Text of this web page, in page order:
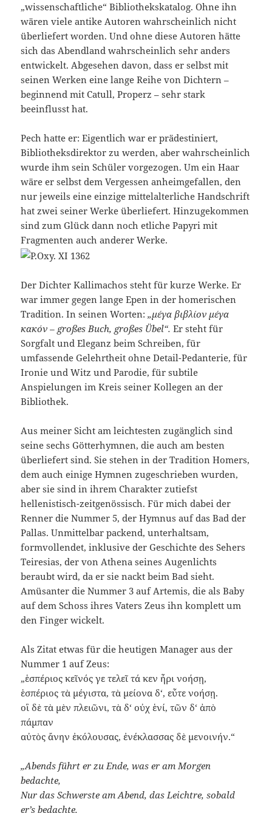
„wissenschaftliche“ Bibliothekskatalog. Ohne ihn
wären viele antike Autoren wahrscheinlich nicht
überliefert worden. Und ohne diese Autoren hätte
sich das Abendland wahrscheinlich sehr anders
entwickelt. Abgesehen davon, dass er selbst mit
seinen Werken eine lange Reihe von Dichtern –
beginnend mit Catull, Properz – sehr stark
beeinflusst hat.
Pech hatte er: Eigentlich war er prädestiniert,
Bibliotheksdirektor zu werden, aber wahrscheinlich
wurde ihm sein Schüler vorgezogen. Um ein Haar
wäre er selbst dem Vergessen anheimgefallen, den
nur jeweils eine einzige mittelalterliche Handschrift
hat zwei seiner Werke überliefert. Hinzugekommen
sind zum Glück dann noch etliche Papyri mit
Fragmenten auch anderer Werke.
Der Dichter Kallimachos steht für kurze Werke. Er
war immer gegen lange Epen in der homerischen
Tradition. In seinen Worten:„μέγα βιβλίον μέγα
κακόν – großes Buch, großes Übel“. Er steht für
Sorgfalt und Eleganz beim Schreiben, für
umfassende Gelehrtheit ohne Detail-Pedanterie, für
Ironie und Witz und Parodie, für subtile
Anspielungen im Kreis seiner Kollegen an der
Bibliothek.
Aus meiner Sicht am leichtesten zugänglich sind
seine sechs Götterhymnen, die auch am besten
überliefert sind. Sie stehen in der Tradition Homers,
dem auch einige Hymnen zugeschrieben wurden,
aber sie sind in ihrem Charakter zutiefst
hellenistisch-zeitgenössisch. Für mich dabei der
Renner die Nummer 5, der Hymnus auf das Bad der
Pallas. Unmittelbar packend, unterhaltsam,
formvollendet, inklusive der Geschichte des Sehers
Teiresias, der von Athena seines Augenlichts
beraubt wird, da er sie nackt beim Bad sieht.
Amüsanter die Nummer 3 auf Artemis, die als Baby
auf dem Schoss ihres Vaters Zeus ihn komplett um
den Finger wickelt.
Als Zitat etwas für die heutigen Manager aus der
Nummer 1 auf Zeus:
„ἑσπέριος κεῖνός γε τελεῖ τά κεν ἦρι νοήσῃ,
ἑσπέριος τὰ μέγιστα, τὰ μείονα δ‘, εὖτε νοήσῃ.
οἳ δὲ τὰ μὲν πλειῶνι, τὰ δ‘ οὐχ ἑνί, τῶν δ‘ ἀπὸ
πάμπαν
αὐτὸς ἄνην ἐκόλουσας, ἐνέκλασσας δὲ μενοινήν.“
„Abends führt er zu Ende, was er am Morgen
bedachte,
Nur das Schwerste am Abend, das Leichtre, sobald
er’s bedachte.